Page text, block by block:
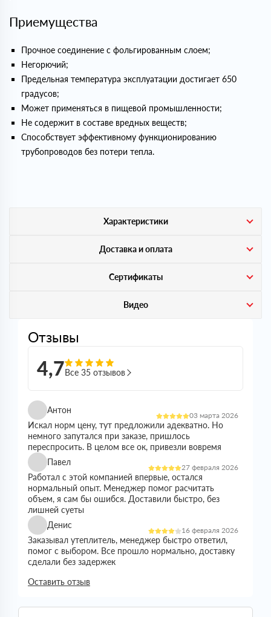
Приемущества
Прочное соединение с фольгированным слоем;
Негорючий;
Предельная температура эксплуатации достигает 650
градусов;
Может применяться в пищевой промышленности;
Не содержит в составе вредных веществ;
Способствует эффективному функционированию
трубопроводов без потери тепла.
Характеристики
Доставка и оплата
Сертификаты
Видео
Отзывы
4,7Все 35 отзывов
Антон
03 марта 2026
Искал норм цену, тут предложили адекватно. Но
немного запутался при заказе, пришлось
переспросить. В целом все ок, привезли вовремя
Павел
27 февраля 2026
Работал с этой компанией впервые, остался
нормальный опыт. Менеджер помог расчитать
объем, я сам бы ошибся. Доставили быстро, без
лишней суеты
Денис
16 февраля 2026
Заказывал утеплитель, менеджер быстро ответил,
помог с выбором. Все прошло нормально, доставку
сделали без задержек
Оставить отзыв